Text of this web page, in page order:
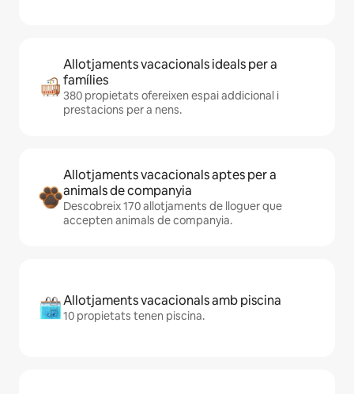
Allotjaments vacacionals ideals per a
famílies
380 propietats ofereixen espai addicional i
prestacions per a nens.
Allotjaments vacacionals aptes per a
animals de companyia
Descobreix 170 allotjaments de lloguer que
accepten animals de companyia.
Allotjaments vacacionals amb piscina
10 propietats tenen piscina.